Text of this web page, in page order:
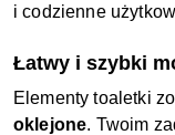
i codzienne
Łatwy i szybki
Elementy toaletki
oklejone. Twoim